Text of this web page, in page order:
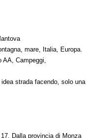
mare, Italia, Europa.
AA, Campeggi,
strada facendo, solo una
Dalla provincia di Monza